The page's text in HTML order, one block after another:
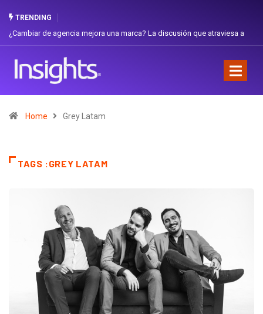
TRENDING
a
Gabriela Herrera y el arte de cambiarse el sombrero en
Home Grey Latam
TAGS :GREY LATAM